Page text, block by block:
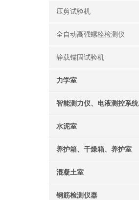
压剪试验机
全自动高强螺栓检测仪
静载锚固试验机
力学室
智能测力仪、电液测控系统
水泥室
养护箱、干燥箱、养护室
混凝土室
钢筋检测仪器